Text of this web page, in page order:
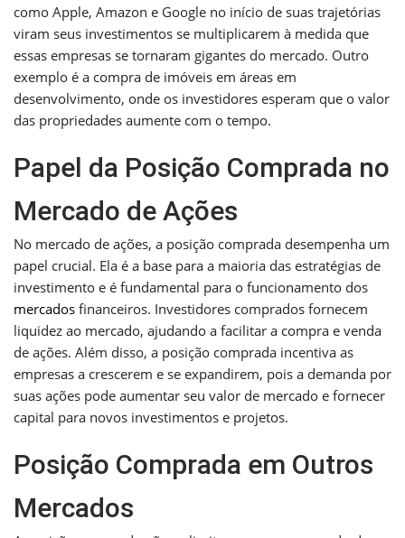
como Apple, Amazon e Google no início de suas trajetórias
viram seus investimentos se multiplicarem à medida que
essas empresas se tornaram gigantes do mercado. Outro
exemplo é a compra de imóveis em áreas em
desenvolvimento, onde os investidores esperam que o valor
das propriedades aumente com o tempo.
Papel da Posição Comprada no
Mercado de Ações
No mercado de ações, a posição comprada desempenha um
papel crucial. Ela é a base para a maioria das estratégias de
investimento e é fundamental para o funcionamento dos
mercados financeiros. Investidores comprados fornecem
liquidez ao mercado, ajudando a facilitar a compra e venda
de ações. Além disso, a posição comprada incentiva as
empresas a crescerem e se expandirem, pois a demanda por
suas ações pode aumentar seu valor de mercado e fornecer
capital para novos investimentos e projetos.
Posição Comprada em Outros
Mercados